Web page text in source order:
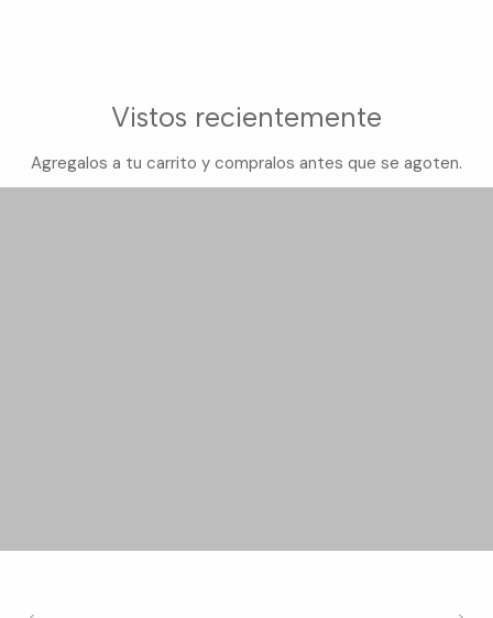
Vistos recientemente
Agregalos a tu carrito y compralos antes que se agoten.